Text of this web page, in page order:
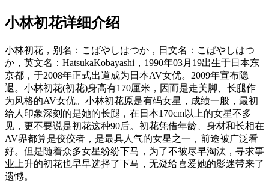
小林初花详细介绍
小林初花，别名：こばやしはつか，日文名：こばやしはつ
か，英文名：HatsukaKobayashi，1990年03月19出生于日本东
京都，于2008年正式出道成为日本AV女优。2009年宣布隐
退。小林初花(初花)身高有170厘米，因而是走美脚、长腿作
为风格的AV女优。小林初花原是有码女星，成绩一般，最初
给人印象深刻的是她的长腿，在日本170cm以上的女星不多
见，更不要说是初花这种90后。初花凭借年龄、身材和长相在
AV界都算是佼佼者，是最具人气的女星之一，前途被广泛看
好。但是随着众多女星纷纷下马，为了不被尽早淘汰，寻求事
业上升的初花也早早选择了下马，无疑给喜爱她的影迷带来了
遗憾。